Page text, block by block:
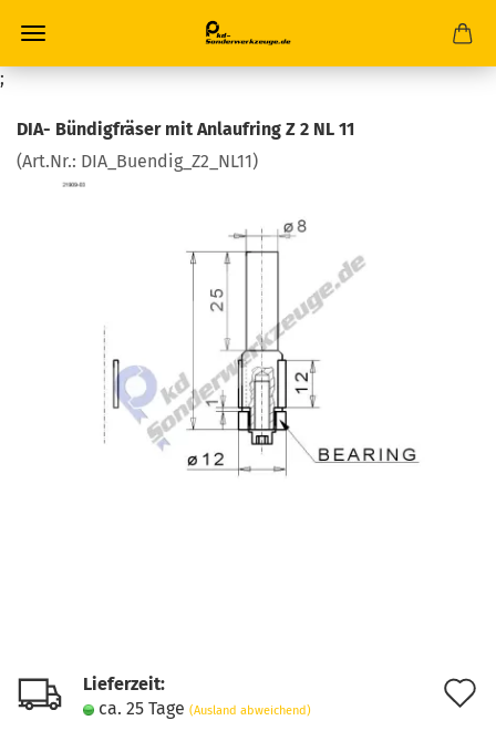
;
DIA- Bündigfräser mit Anlaufring Z 2 NL 11
(Art.Nr.: DIA_Buendig_Z2_NL11)
Lieferzeit:
ca. 25 Tage (Ausland abweichend)